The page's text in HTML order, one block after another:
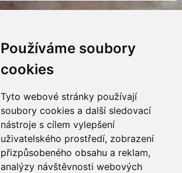
Používáme soubory
cookies
Tyto webové stránky používají
soubory cookies a další sledovací
nástroje s cílem vylepšení
uživatelského prostředí, zobrazení
přizpůsobeného obsahu a reklam,
analýzy návštěvnosti webových
Indianna Ryve
Nostra, CZ
NÁVŠTĚVNOST